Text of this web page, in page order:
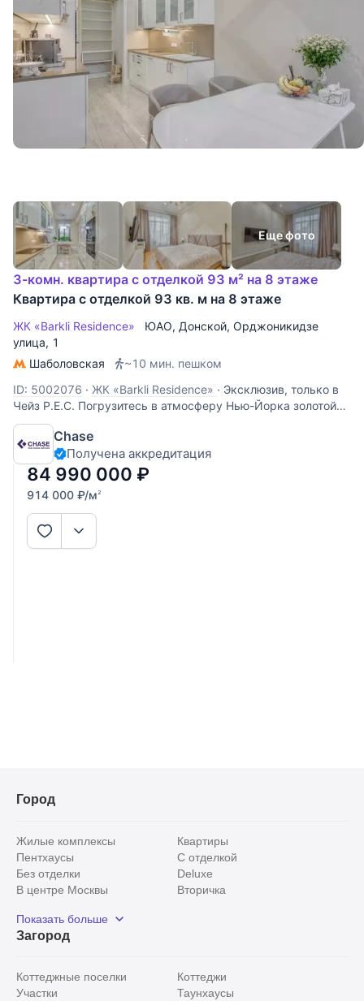
Еще фото
3-комн. квартира с отделкой 93 м² на 8 этаже
Квартира с отделкой 93 кв. м на 8 этаже
ЖК «Barkli Residence» ЮАО, Донской, Орджоникидзе
улица, 1
Шаболовская
~10 мин. пешком
ID: 5002076 · ЖК «Barkli Residence» · Эксклюзив, только в
Чейз Р.Е.С. Погрузитесь в атмосферу Нью-Йорка золотой
эпохи, не покидая центра Москвы. В премиальном ЖК
«Баркли Резиденс», исполненном в духе элегантной
архитектуры 1930–50-х годов, открывается возможность
стать владельцем
Chase
Получена аккредитация
84 990 000 ₽
914 000 ₽/м2
Город
Жилые комплексы
Квартиры
Пентхаусы
С отделкой
Без отделки
Deluxe
В центре Москвы
Вторичка
Рядом с парком
С панорамными окнами
Показать больше
Загород
Коттеджные поселки
Коттеджи
Участки
Таунхаусы